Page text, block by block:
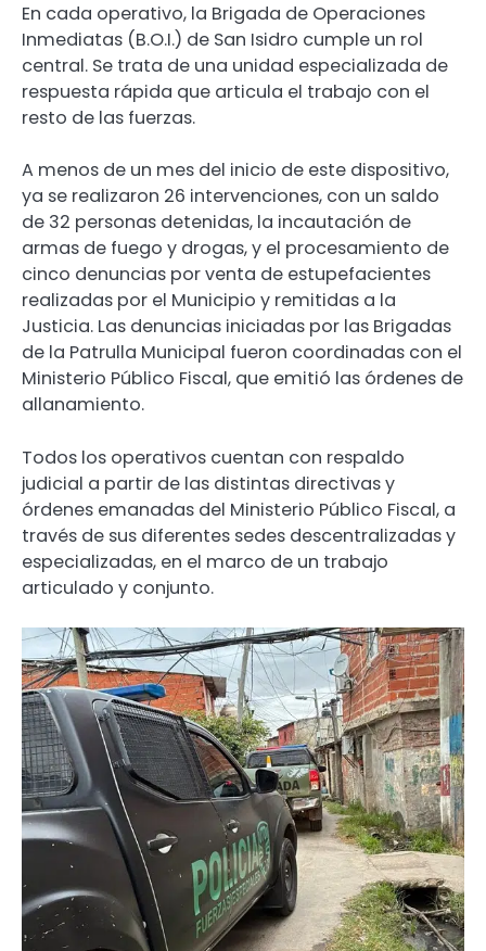
En cada operativo, la Brigada de Operaciones
Inmediatas (B.O.I.) de San Isidro cumple un rol
central. Se trata de una unidad especializada de
respuesta rápida que articula el trabajo con el
resto de las fuerzas.
A menos de un mes del inicio de este dispositivo,
ya se realizaron 26 intervenciones, con un saldo
de 32 personas detenidas, la incautación de
armas de fuego y drogas, y el procesamiento de
cinco denuncias por venta de estupefacientes
realizadas por el Municipio y remitidas a la
Justicia. Las denuncias iniciadas por las Brigadas
de la Patrulla Municipal fueron coordinadas con el
Ministerio Público Fiscal, que emitió las órdenes de
allanamiento.
Todos los operativos cuentan con respaldo
judicial a partir de las distintas directivas y
órdenes emanadas del Ministerio Público Fiscal, a
través de sus diferentes sedes descentralizadas y
especializadas, en el marco de un trabajo
articulado y conjunto.